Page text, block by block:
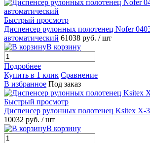
Быстрый просмотр
Диспенсер рулонных полотенец Nofer
автоматический 61038 руб. / шт
В корзину
Подробнее
Купить в 1 клик Сравнение
В избранное Под заказ
Быстрый просмотр
Диспенсер рулонных полотенец Ksitex X-
10032 руб. / шт
В корзину